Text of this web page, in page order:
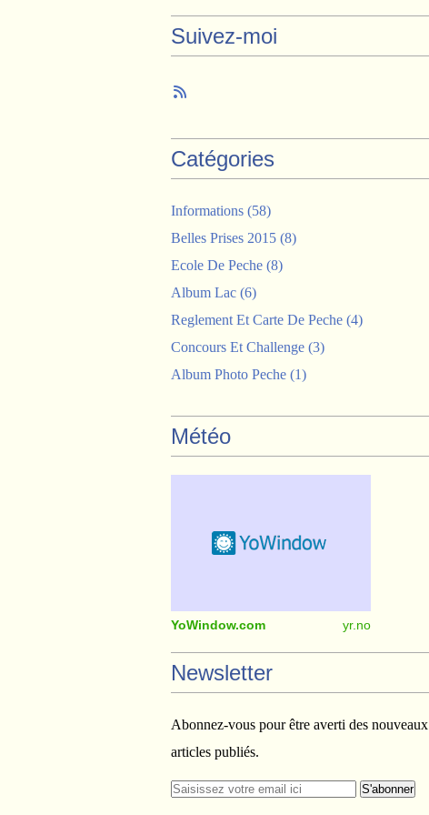
Suivez-moi
Catégories
Informations (58)
Belles Prises 2015 (8)
Ecole De Peche (8)
Album Lac (6)
Reglement Et Carte De Peche (4)
Concours Et Challenge (3)
Album Photo Peche (1)
Météo
YoWindow.com yr.no
Newsletter
Abonnez-vous pour être averti des nouveaux
articles publiés.